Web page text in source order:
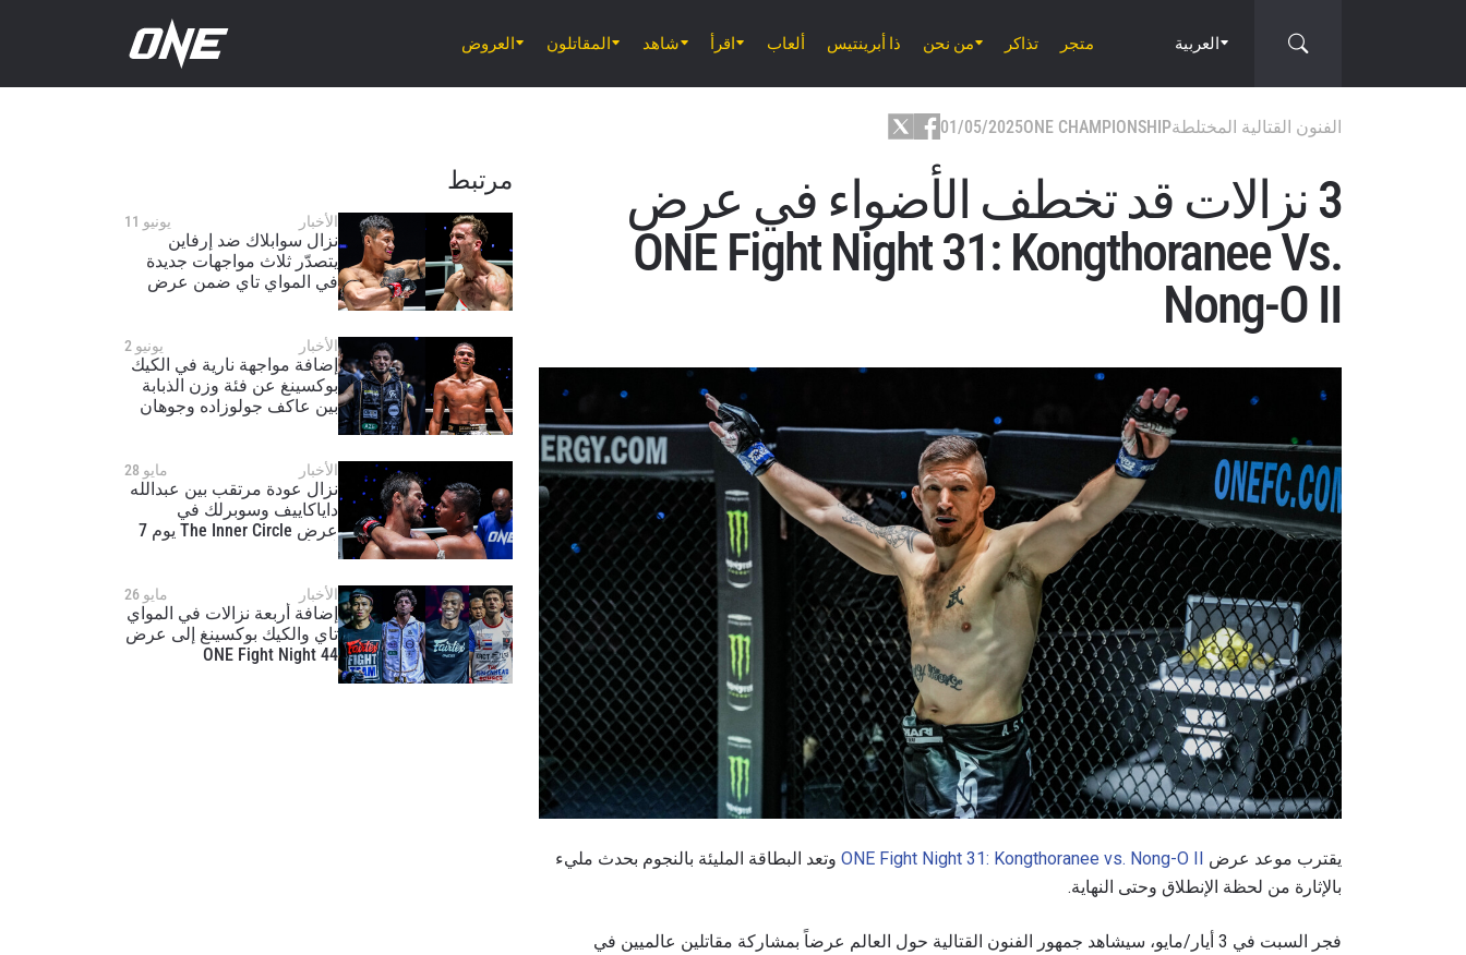
العروض المقاتلون شاهد اقرأ ألعاب ذا أبرينتيس من نحن تذاكر متجر العربية
الفنون القتالية المختلطةONE CHAMPIONSHIP
01/05/2025
3 نزالات قد تخطف الأضواء في عرض
ONE Fight Night 31: Kongthoranee Vs.
Nong-O II
يقترب موعد عرض ONE Fight Night 31: Kongthoranee vs. Nong-O II وتعد البطاقة المليئة بالنجوم بحدث مليء
بالإثارة من لحظة الإنطلاق وحتى النهاية.
فجر السبت في 3 أيار/مايو، سيشاهد جمهور الفنون القتالية حول العالم عرضاً بمشاركة مقاتلين عالميين في
مرتبط
الأخبار يونيو 11
نزال سوابلاك ضد إرفاين
يتصدّر ثلاث مواجهات جديدة
في المواي تاي ضمن عرض
الأخبار يونيو 2
إضافة مواجهة نارية في الكيك
بوكسينغ عن فئة وزن الذبابة
بين عاكف جولوزاده وجوهان
الأخبار مايو 28
نزال عودة مرتقب بين عبدالله
داياكاييف وسوبرلك في
عرض The Inner Circle يوم 7
الأخبار مايو 26
إضافة أربعة نزالات في المواي
تاي والكيك بوكسينغ إلى عرض
ONE Fight Night 44